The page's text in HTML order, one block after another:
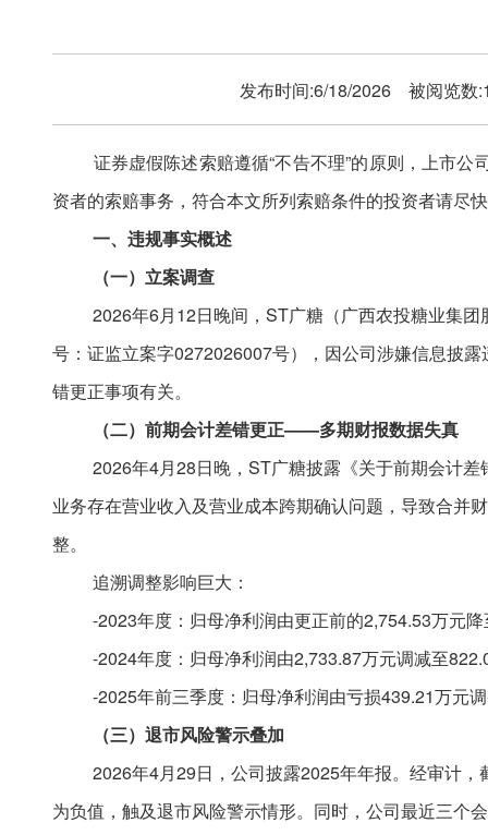
发布时间:6/18/2026 被阅览数
证券虚假陈述索赔遵循“不告不理”的原则，上市
资者的索赔事务，符合本文所列索赔条件的投资者请尽
一、违规事实概述
（一）立案调查
2026年6月12日晚间，ST广糖（广西农投糖业集
号：证监立案字0272026007号），因公司涉嫌信息披
错更正事项有关。
（二）前期会计差错更正——多期财报数据失真
2026年4月28日晚，ST广糖披露《关于前期会计
业务存在营业收入及营业成本跨期确认问题，导致合并
整。
追溯调整影响巨大：
-2023年度：归母净利润由更正前的2,754.53万元
-2024年度：归母净利润由2,733.87万元调减至
-2025年前三季度：归母净利润由亏损439.21万元
（三）退市风险警示叠加
2026年4月29日，公司披露2025年年报。经审计
为负值，触及退市风险警示情形。同时，公司最近三个